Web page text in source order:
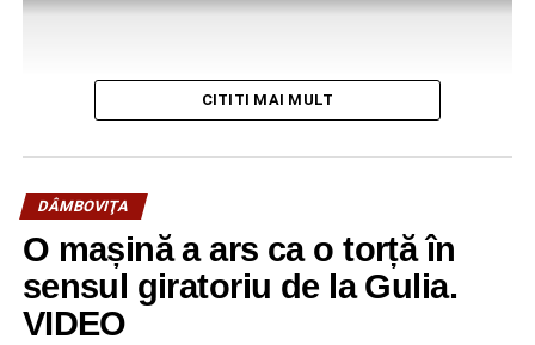
CITITI MAI MULT
DÂMBOVIŢA
O mașină a ars ca o torță în
sensul giratoriu de la Gulia.
VIDEO